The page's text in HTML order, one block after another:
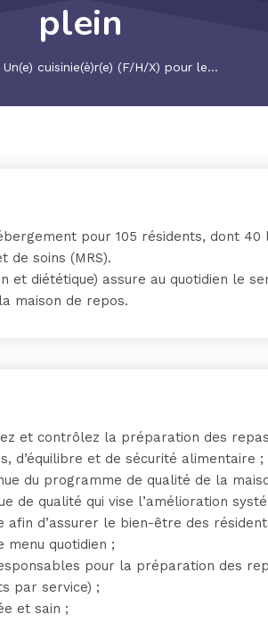
plein
Un(e) cuisinie(è)r(e) (F/H/X) pour le…
pour 105 résidents, dont 40
de soins (MRS).
et diététique) assure au quotidien le
maison de repos.
et contrôlez la préparation des
d’équilibre et de sécurité alimentaire ;
du programme de qualité de la
de qualité qui vise l’amélioration
afin d’assurer le bien-être des
menu quotidien ;
pour la préparation des
par service) ;
et sain ;